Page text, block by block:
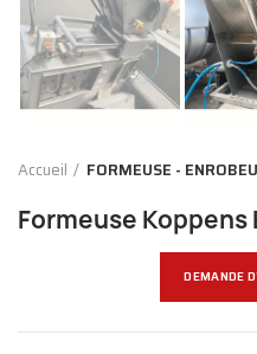
Accueil FORMEUSE -
Formeuse Koppens
DEMANDE